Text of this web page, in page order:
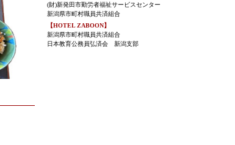
(財)新発田市勤労者福祉サービスセンター
新潟県市町村職員共済組合
【HOTEL ZABOON】
新潟県市町村職員共済組合
日本教育公務員弘済会 新潟支部